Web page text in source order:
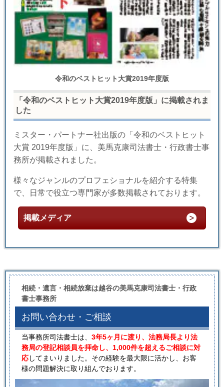
令和のベストヒット大賞2019年度版
「令和のベストヒット大賞2019年度版」に掲載されま
した
ミスター・パートナー社出版の「令和のベストヒット
大賞 2019年度版」に、美馬克康司法書士・行政書士事
務所が掲載されました。
様々なジャンルのプロフェショナルを紹介する特集
で、日常で役立つ専門家が多数掲載されております。
掲載メディア
相続・遺言・相続放棄は越谷の美馬克康司法書士・行政
書士事務所
お問い合わせ・ご相談
当事務所司法書士は、 3年5ヶ月に渡り、法務局長より法
務局の登記相談員を拝命し、1,000件を超えるご相談に対
応してまいりました。その経験を最大限に活かし、お客
様の問題解決に取り組んでおります。